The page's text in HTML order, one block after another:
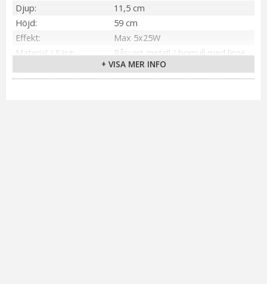
Djup
11,5 cm
Höjd
59 cm
Effekt
Max 5x25W
Material / Färg
Råsvart metall / bomull med linne
look
Sockel
E14
+ VISA MER INFO